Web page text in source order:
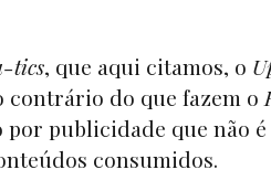
tics, que aqui citamos, o
contrário do que fazem o
publicidade que não
consumidos.